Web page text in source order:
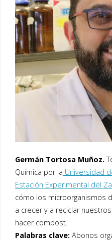
Germán Tortosa Muñoz.
Química por la Universidad
Estación Experimental del
cómo los microorganismos
a crecer y a reciclar
hacer compost.
Palabras clave:Abonos